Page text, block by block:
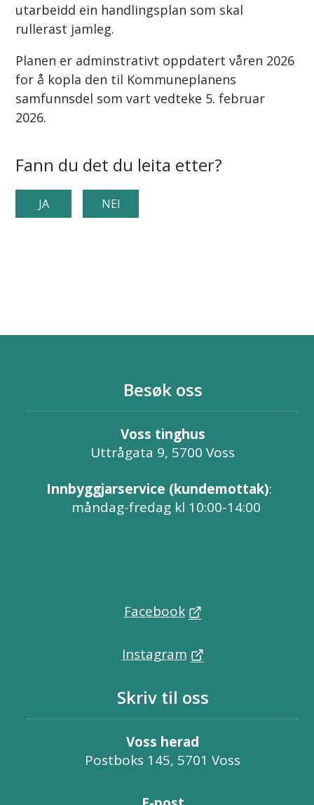
utarbeidd ein handlingsplan som skal
rullerast jamleg.
Planen er adminstrativt oppdatert våren 2026
for å kopla den til Kommuneplanens
samfunnsdel som vart vedteke 5. februar
2026.
Fann du det du leita etter?
JA NEI
Besøk oss
Voss tinghus
Uttrågata 9, 5700 Voss
Innbyggjarservice (kundemottak):
måndag-fredag kl 10:00-14:00
Facebook
Instagram
Skriv til oss
Voss herad
Postboks 145, 5701 Voss